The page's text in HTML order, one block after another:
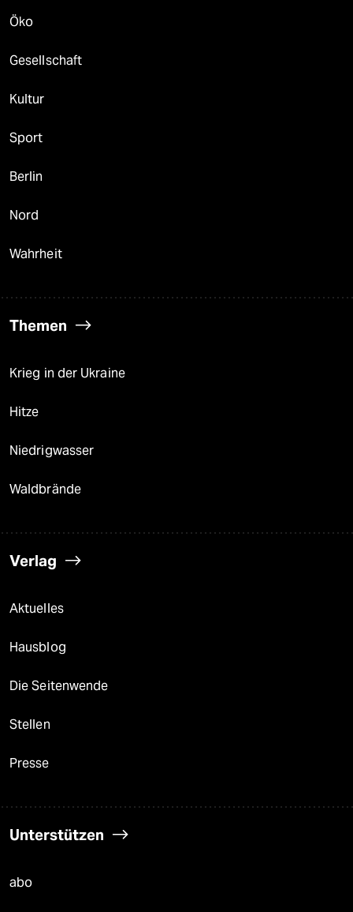
Öko
Gesellschaft
Kultur
Sport
Berlin
Nord
Wahrheit
Themen
Krieg in der Ukraine
Hitze
Niedrigwasser
Waldbrände
Verlag
Aktuelles
Hausblog
Die Seitenwende
Stellen
Presse
Unterstützen
abo